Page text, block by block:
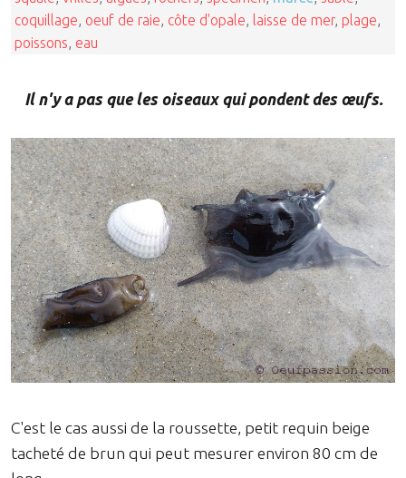
coquillage, oeuf de raie, côte d'opale, laisse de mer, plage,
poissons, eau
Il n'y a pas que les oiseaux qui pondent des œufs.
C'est le cas aussi de la roussette, petit requin beige
tacheté de brun qui peut mesurer environ 80 cm de